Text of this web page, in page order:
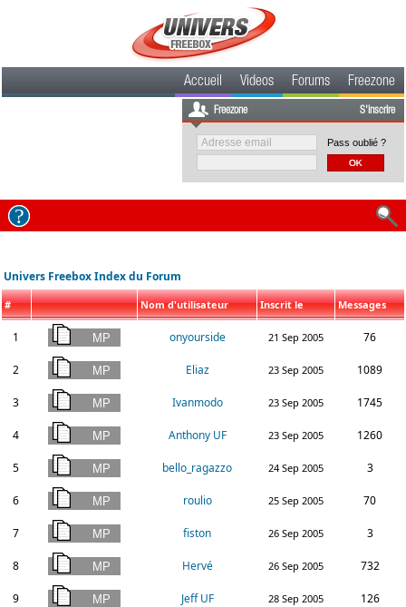
Accueil Videos Forums Freezone
Freezone S'inscrire
Pass oublié ?
Univers Freebox Index du Forum
# Nom d'utilisateur Inscrit le Messages
1 onyourside 21 Sep 2005 76
2 Eliaz 23 Sep 2005 1089
3 Ivanmodo 23 Sep 2005 1745
4 Anthony UF 23 Sep 2005 1260
5 bello_ragazzo 24 Sep 2005 3
6 roulio 25 Sep 2005 70
7 fiston 26 Sep 2005 3
8 Hervé 26 Sep 2005 732
9 Jeff UF 28 Sep 2005 126